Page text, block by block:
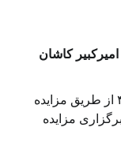
کاشان
عرضه کلاف و شیت گالوانیزه درجه ۲ و ۴ از طریق مزایده
مزایده